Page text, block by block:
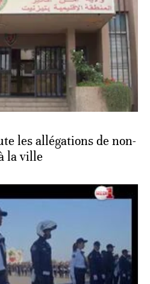
les allégations de non-
la ville